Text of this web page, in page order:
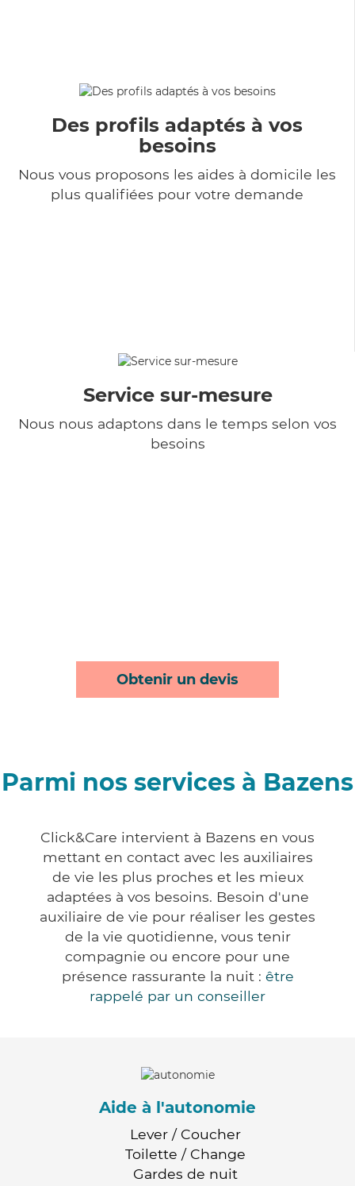
Des profils adaptés à vos
besoins
Nous vous proposons les aides à domicile les
plus qualifiées pour votre demande
Service sur-mesure
Nous nous adaptons dans le temps selon vos
besoins
Obtenir un devis
Parmi nos services à Bazens
Click&Care intervient à Bazens en vous
mettant en contact avec les auxiliaires
de vie les plus proches et les mieux
adaptées à vos besoins. Besoin d'une
auxiliaire de vie pour réaliser les gestes
de la vie quotidienne, vous tenir
compagnie ou encore pour une
présence rassurante la nuit : être
rappelé par un conseiller
Aide à l'autonomie
Lever / Coucher
Toilette / Change
Gardes de nuit